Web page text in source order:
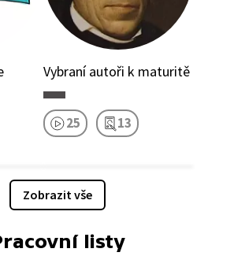
Vybraní autoři k maturitě
25 13
Zobrazit vše
listy